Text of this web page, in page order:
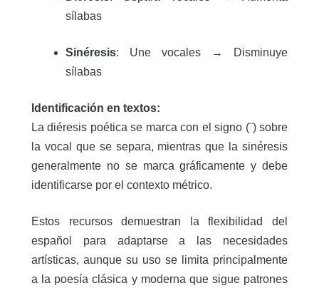
sílabas
Sinéresis: Une vocales → Disminuye
sílabas
Identificación en textos:
La diéresis poética se marca con el signo (¨) sobre
la vocal que se separa, mientras que la sinéresis
generalmente no se marca gráficamente y debe
identificarse por el contexto métrico.
Estos recursos demuestran la flexibilidad del
español para adaptarse a las necesidades
artísticas, aunque su uso se limita principalmente
a la poesía clásica y moderna que sigue patrones